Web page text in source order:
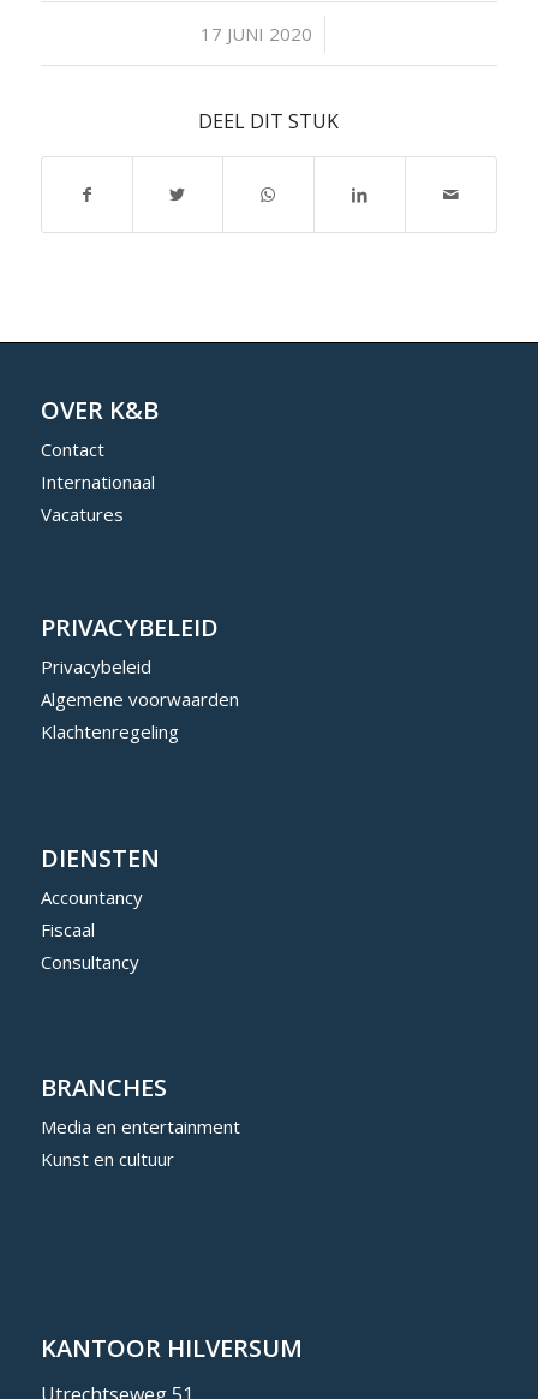
17 JUNI 2020
/
DEEL DIT STUK
OVER K&B
Contact
Internationaal
Vacatures
PRIVACYBELEID
Privacybeleid
Algemene voorwaarden
Klachtenregeling
DIENSTEN
Accountancy
Fiscaal
Consultancy
BRANCHES
Media en entertainment
Kunst en cultuur
KANTOOR HILVERSUM